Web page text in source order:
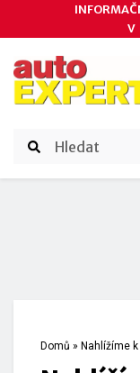
V
Domů » Nahlížíme